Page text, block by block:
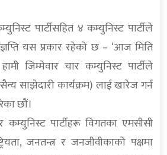
पार्टीसहित ४ कम्युनिस्ट पार्टीले
यस प्रकार रहेको छ – ‘आज मिति
जिम्मेवार चार कम्युनिस्ट पार्टीले
साझेदारी कार्यक्रम) लाई खारेज गर्न
छौं।
कम्युनिस्ट पार्टीहरू विगतका एमसीसी
जनतन्त्र र जनजीवीकाको पक्षमा